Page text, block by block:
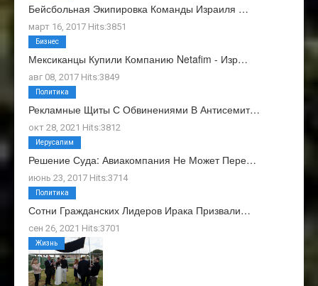
Бейсбольная Экипировка Команды Израиля …
март 16, 2017 Hits:3851
Мексиканцы Купили Компанию Netafim - Изр…
авг 08, 2017 Hits:3849
Бизнес
Рекламные Щиты С Обвинениями В Антисемит…
окт 28, 2021 Hits:3812
Политика
Решение Суда: Авиакомпания Не Может Пере…
июнь 23, 2017 Hits:3714
Иерусалим
Сотни Гражданских Лидеров Ирака Призвали…
сен 26, 2021 Hits:3701
Политика
Жизнь